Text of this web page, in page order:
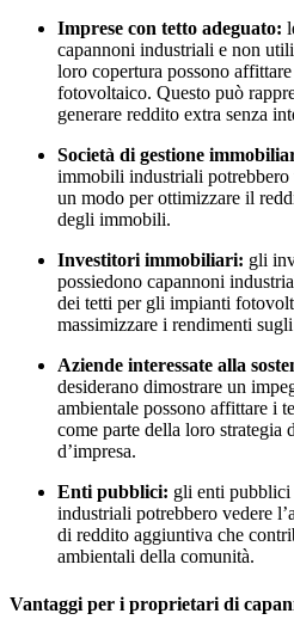
Imprese con tetto adeguato:
capannoni industriali e non
loro copertura possono
fotovoltaico. Questo può
generare reddito extra senza
Società di gestione
immobili industriali
un modo per ottimizzare il
degli immobili.
Investitori immobiliari: gli
possiedono capannoni
dei tetti per gli impianti
massimizzare i rendimenti
Aziende interessate alla
desiderano dimostrare un
ambientale possono affittare i
come parte della loro strategia
d’impresa.
Enti pubblici: gli enti pubblici
industriali potrebbero vedere
di reddito aggiuntiva che
ambientali della comunità.
Vantaggi per i proprietari di